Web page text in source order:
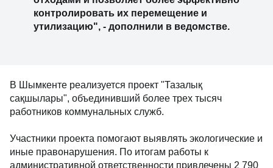
контролировать их перемещение и
утилизацию", - дополнили в ведомстве.
В Шымкенте реализуется проект "Тазалық
сақшылары", объединивший более трех тысяч
работников коммунальных служб.
Участники проекта помогают выявлять экологические и
иные правонарушения. По итогам работы к
административной ответственности привлечены 2 790